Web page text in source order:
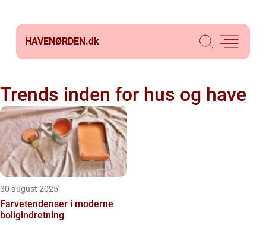
HAVENØRDEN.dk
Trends inden for hus og have
30 august 2025
Farvetendenser i moderne
boligindretning